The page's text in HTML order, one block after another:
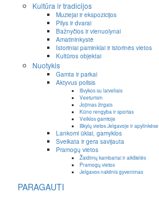
Kultūra ir tradicijos
Muziejai ir ekspozicijos
Pilys ir dvarai
Bažnyčios ir vienuolynai
Amatininkystė
Istoriniai paminklai ir istorinės vietos
Kultūros objektai
Nuotykis
Gamta ir parkai
Aktyvus poilsis
Išvykos su laiveliais
Veeturism
Jojimas žirgais
Kūno rengyba ir sportas
Veiklos gamtoje
Iškylų vietos Jelgavoje ir apylinkėse
Lankomi ūkiai, gamyklos
Sveikata ir gera savijauta
Pramogų vietos
Žaidimų kambariai ir aikštelės
Pramogų vietos
Jelgavos naktinis gyvenimas
PARAGAUTI